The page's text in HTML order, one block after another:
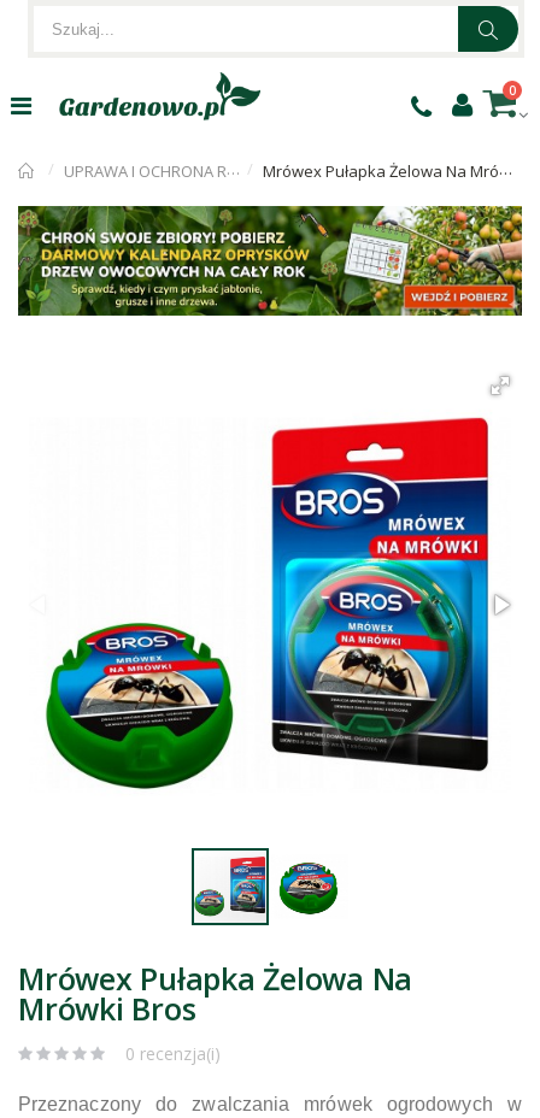
0
UPRAWA I OCHRONA ROŚLIN Mrówex Pułapka Żelowa Na Mrówki Bros
Mrówex Pułapka Żelowa Na
Mrówki Bros
0 recenzja(i)
Przeznaczony do zwalczania mrówek ogrodowych w